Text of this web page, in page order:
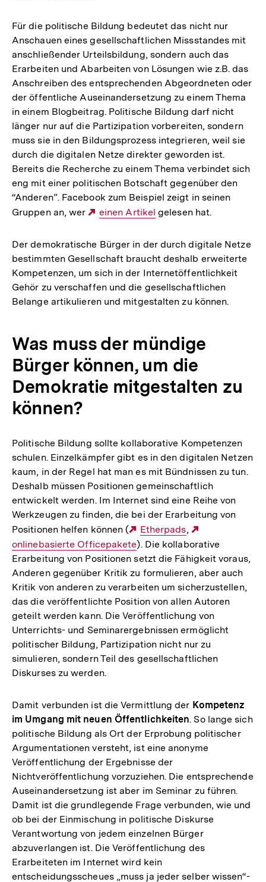
Für die politische Bildung bedeutet das nicht nur
Anschauen eines gesellschaftlichen Missstandes mit
anschließender Urteilsbildung, sondern auch das
Erarbeiten und Abarbeiten von Lösungen wie z.B. das
Anschreiben des entsprechenden Abgeordneten oder
der öffentliche Auseinandersetzung zu einem Thema
in einem Blogbeitrag. Politische Bildung darf nicht
länger nur auf die Partizipation vorbereiten, sondern
muss sie in den Bildungsprozess integrieren, weil sie
durch die digitalen Netze direkter geworden ist.
Bereits die Recherche zu einem Thema verbindet sich
eng mit einer politischen Botschaft gegenüber den
“Anderen”. Facebook zum Beispiel zeigt in seinen
Gruppen an, wer
Externer
einen Artikel gelesen hat.
Der demokratische Bürger in der durch digitale Netze
bestimmten Gesellschaft braucht deshalb erweiterte
Kompetenzen, um sich in der Internetöffentlichkeit
Gehör zu verschaffen und die gesellschaftlichen
Belange artikulieren und mitgestalten zu können.
Was muss der mündige
Bürger können, um die
Demokratie mitgestalten zu
können?
Politische Bildung sollte kollaborative Kompetenzen
schulen. Einzelkämpfer gibt es in den digitalen Netzen
kaum, in der Regel hat man es mit Bündnissen zu tun.
Deshalb müssen Positionen gemeinschaftlich
entwickelt werden. Im Internet sind eine Reihe von
Werkzeugen zu finden, die bei der Erarbeitung von
Positionen helfen können (
Externer
Link:
Etherpads,
Link:
onlinebasierte Officepakete). Die kollaborative
Erarbeitung von Positionen setzt die Fähigkeit voraus,
Anderen gegenüber Kritik zu formulieren, aber auch
Kritik von anderen zu verarbeiten um sicherzustellen,
das die veröffentlichte Position von allen Autoren
geteilt werden kann. Die Veröffentlichung von
Unterrichts- und Seminarergebnissen ermöglicht
politischer Bildung, Partizipation nicht nur zu
simulieren, sondern Teil des gesellschaftlichen
Diskurses zu werden.
Damit verbunden ist die Vermittlung der Kompetenz
im Umgang mit neuen Öffentlichkeiten. So lange sich
politische Bildung als Ort der Erprobung politischer
Argumentationen versteht, ist eine anonyme
Veröffentlichung der Ergebnisse der
Nichtveröffentlichung vorzuziehen. Die entsprechende
Auseinandersetzung ist aber im Seminar zu führen.
Damit ist die grundlegende Frage verbunden, wie und
ob bei der Einmischung in politische Diskurse
Verantwortung von jedem einzelnen Bürger
abzuverlangen ist. Die Veröffentlichung des
Erarbeiteten im Internet wird kein
entscheidungsscheues „muss ja jeder selber wissen“-